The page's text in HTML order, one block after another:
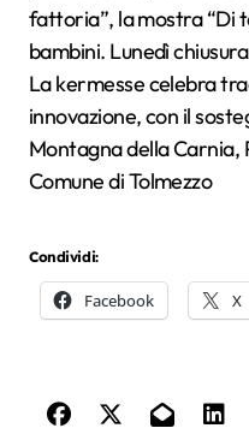
fattoria”, la mostra “Di
bambini. Lunedì
La kermesse celebra
innovazione, con il
Montagna della Carnia,
Comune di Tolmezzo
Condividi:
Facebook X